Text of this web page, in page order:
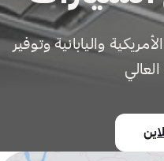
واليابانية وتوفير